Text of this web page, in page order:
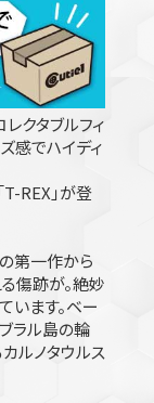
クタブルフィ
感でハイディ
T-REX」が登
第一作から
傷跡が。絶妙
います。ベー
ラル島の輪
ルノタウルス